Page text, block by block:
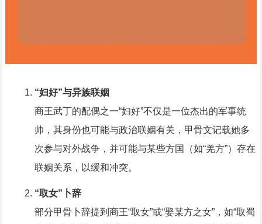
“妇好”与异族联姻
商王武丁的配偶之一“妇好”不仅是一位杰出的军事统
帅，其身份也可能与政治联姻有关，甲骨文记载她多
次参与对外战争，并可能与某些方国（如“羌方”）存在
联姻关系，以缓和冲突。
“取女”卜辞
部分甲骨卜辞提到商王“取女”或“娶某方之女”，如“取蜀